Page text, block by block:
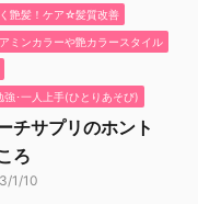
艶髪！ケア☆髪質改善
ミンカラーや艶カラースタイル
強･一人上手(ひとりあそび)
チサプリのホント
ろ
1/10